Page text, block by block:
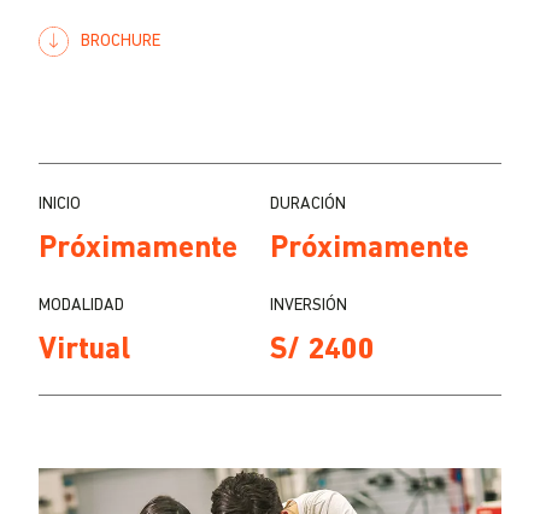
BROCHURE
INICIO
Próximamente
DURACIÓN
Próximamente
MODALIDAD
Virtual
INVERSIÓN
S/ 2400